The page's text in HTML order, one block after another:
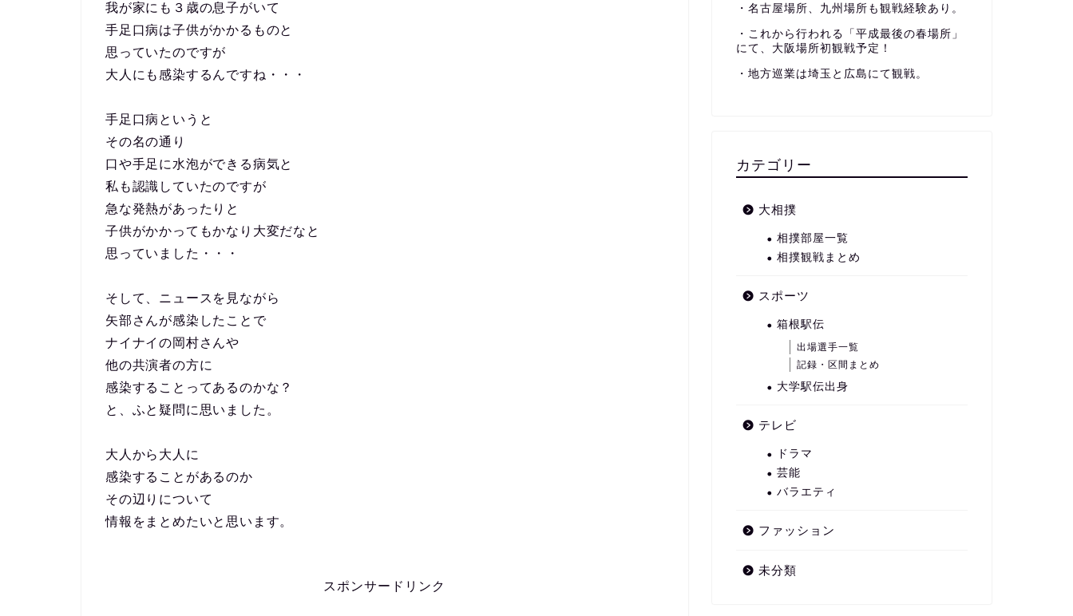
我が家にも３歳の息子がいて
手足口病は子供がかかるものと
思っていたのですが
大人にも感染するんですね・・・
手足口病というと
その名の通り
口や手足に水泡ができる病気と
私も認識していたのですが
急な発熱があったりと
子供がかかってもかなり大変だなと
思っていました・・・
そして、ニュースを見ながら
矢部さんが感染したことで
ナイナイの岡村さんや
他の共演者の方に
感染することってあるのかな？
と、ふと疑問に思いました。
大人から大人に
感染することがあるのか
その辺りについて
情報をまとめたいと思います。
スポンサードリンク
・名古屋場所、九州場所も観戦経験あり。
・これから行われる「平成最後の春場所」
にて、大阪場所初観戦予定！
・地方巡業は埼玉と広島にて観戦。
カテゴリー
大相撲
相撲部屋一覧
相撲観戦まとめ
スポーツ
箱根駅伝
出場選手一覧
記録・区間まとめ
大学駅伝出身
テレビ
ドラマ
芸能
バラエティ
ファッション
未分類